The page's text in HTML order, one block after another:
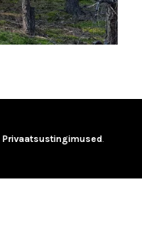
Privaatsustingimused.